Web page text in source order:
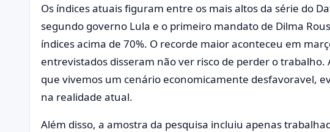
Os índices atuais figuram entre os mais altos da série do
segundo governo Lula e o primeiro mandato de Dilma
índices acima de 70%. O recorde maior aconteceu em
entrevistados disseram não ver risco de perder o trabalho.
que vivemos um cenário economicamente desfavoravel,
na realidade atual.
Além disso, a amostra da pesquisa incluiu apenas